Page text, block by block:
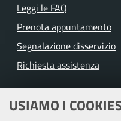
USIAMO I
Leggi le FAQ
Prenota appuntamento
Segnalazione disservizio
Richiesta assistenza
Albo pretorio